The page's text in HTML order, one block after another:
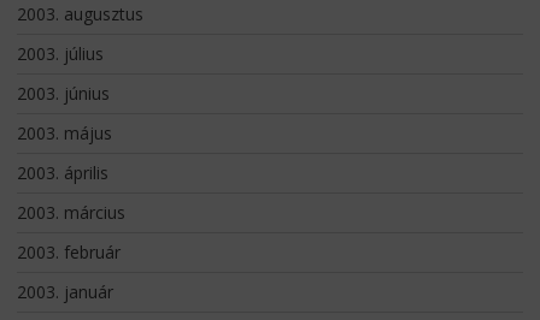
2003. augusztus
2003. július
2003. június
2003. május
2003. április
2003. március
2003. február
2003. január